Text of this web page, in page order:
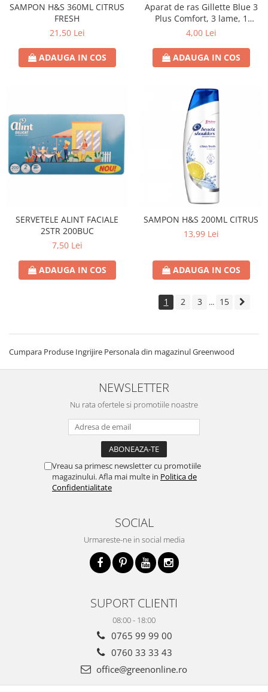
SAMPON H&S 360ML CITRUS
FRESH
21,50 Lei
ADAUGA IN COS
Aparat de ras Gillette Blue 3
Plus Comfort, 3 lame, 1
bucata
4,00 Lei
ADAUGA IN COS
SERVETELE ALINT FACIALE
2STR 200BUC
7,50 Lei
ADAUGA IN COS
SAMPON H&S 200ML CITRUS
13,99 Lei
ADAUGA IN COS
1 2 3 ... 15
Cumpara Produse Ingrijire Personala din magazinul Greenwood
NEWSLETTER
Nu rata ofertele si promotiile noastre
Vreau sa primesc newsletter cu promotiile
magazinului. Afla mai multe in Politica de
Confidentialitate
SOCIAL
Urmareste-ne in social media
SUPORT CLIENTI
08:00 - 18:00
0765 99 99 00
0760 33 33 43
office@greenonline.ro